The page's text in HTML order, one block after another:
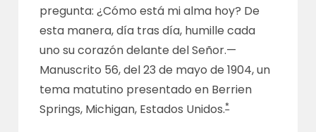
pregunta: ¿Cómo está mi alma hoy? De
esta manera, día tras día, humille cada
uno su corazón delante del Señor.—
Manuscrito 56, del 23 de mayo de 1904, un
tema matutino presentado en Berrien
Springs, Michigan, Estados Unidos.*